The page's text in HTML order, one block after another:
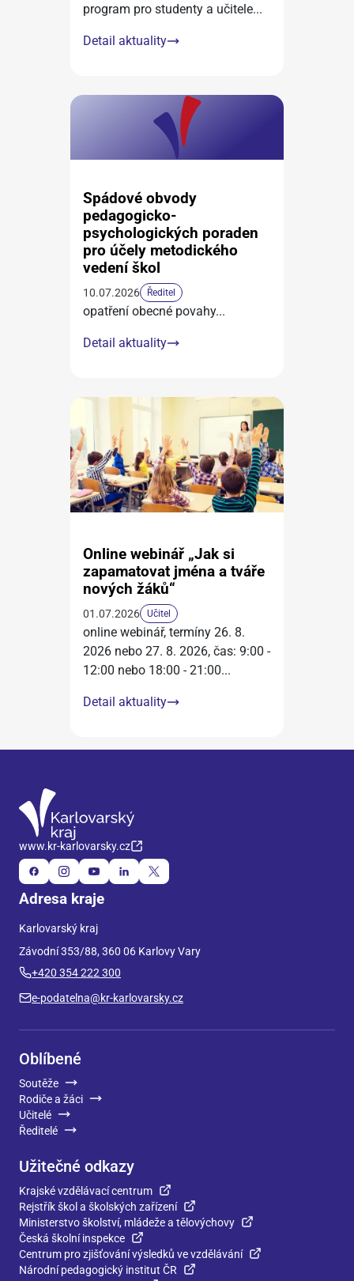
program pro studenty a učitele...
Detail aktuality
Spádové obvody
pedagogicko-
psychologických poraden
pro účely metodického
vedení škol
10.07.2026 Ředitel
opatření obecné povahy...
Detail aktuality
Online webinář „Jak si
zapamatovat jména a tváře
nových žáků“
01.07.2026 Učitel
online webinář, termíny 26. 8.
2026 nebo 27. 8. 2026, čas: 9:00 -
12:00 nebo 18:00 - 21:00...
Detail aktuality
www.kr-karlovarsky.cz
Adresa kraje
Karlovarský kraj
Závodní 353/88, 360 06 Karlovy Vary
+420 354 222 300
e-podatelna@kr-karlovarsky.cz
Oblíbené
Soutěže
Rodiče a žáci
Učitelé
Ředitelé
Užitečné odkazy
Krajské vzdělávací centrum
Rejstřík škol a školských zařízení
Ministerstvo školství, mládeže a tělovýchovy
Česká školní inspekce
Centrum pro zjišťování výsledků ve vzdělávání
Národní pedagogický institut ČR